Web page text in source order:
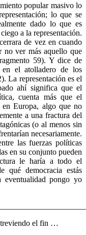
popular masivo lo
lo que se
dado lo que es
a la representación.
de vez en cuando
no ver más aquello que
59). Y dice de
en el atolladero de los
La representación es el
ahí significa que el
cuenta más que el
en Europa, algo que no
a una fractura del
(o al menos sin
necesariamente.
las fuerzas políticas
en su conjunto pueden
le haría a todo el
qué democracia estás
eventualidad pongo yo
el fin …